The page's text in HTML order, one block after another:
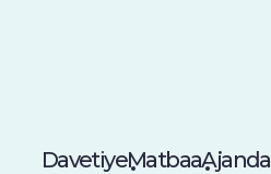
DavetiyeMatbaaAjanda